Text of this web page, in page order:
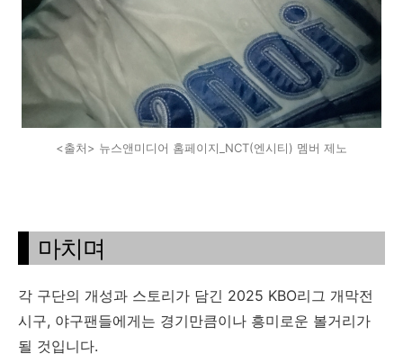
<출처> 뉴스앤미디어 홈페이지_NCT(엔시티) 멤버 제노
마치며
각 구단의 개성과 스토리가 담긴 2025 KBO리그 개막전
시구, 야구팬들에게는 경기만큼이나 흥미로운 볼거리가
될 것입니다.